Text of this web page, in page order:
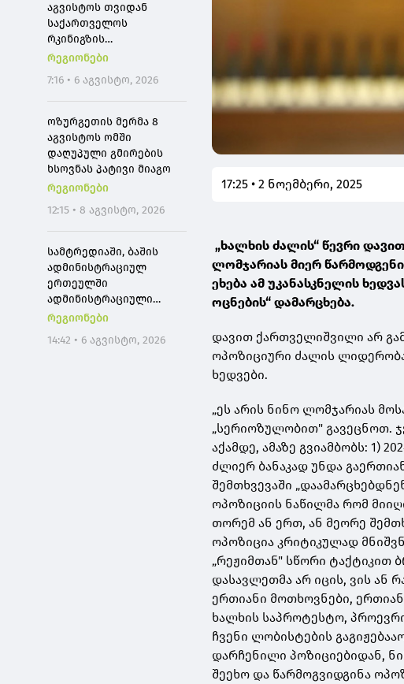
აგვისტოს თვიდან
საქართველოს
რკინიგზის
მომხმარებლები
თბილისიდან ბათუმში 4
საათში იმგზავრონ
რეგიონები
7:16 • 6 აგვისტო, 2026
ოზურგეთის მერმა 8
აგვისტოს ომში
დაღუპული გმირების
ხსოვნას პატივი მიაგო
რეგიონები
12:15 • 8 აგვისტო, 2026
სამტრედიაში, ბაშის
ადმინისტრაციულ
ერთეულში
ადმინისტრაციული
შენობის რეაბილიტაცია
კულტურის ცენტრი კი
რეგიონები
14:42 • 6 აგვისტო, 2026
17:25 • 2 ნოემბერი, 2025
„ხალხის ძალის“ წევრი
ლომჯარიას მიერ
ეხება ამ უკანასკნელის
ოცნების“ დამარცხება.
დავით ქართველიშვილი არ
ოპოზიციური ძალის
ხედვები.
„ეს არის ნინო ლომჯარიას
„სერიოზულობით" გავეცნოთ.
აქამდე, ამაზე გვიამბობს: 1)
ძლიერ ბანაკად უნდა
შემთხვევაში
ოპოზიციის ნაწილმა რომ
თორემ ან ერთ, ან მეორე
ოპოზიცია კრიტიკულად
„რეჟიმთან" სწორი ტაქტიკით
დასავლეთმა არ იცის, ვის ან
ერთიანი მოთხოვნები,
ხალხის საპროტესტო,
ჩვენი ლობისტების
დარჩენილი პოზიციებიდან,
შეეხო და წარმოგვიდგინა